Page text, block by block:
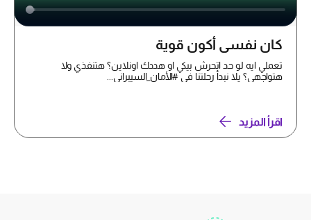
كان نفسي أكون قوية
تعملي ايه لو حد اتحرش بيكي او هددك اونلاين؟ هتنفذي ولا
هتواجهي؟ يلا نبدأ رحلتنا في #الأمان_السيبراني...
اقرأ المزيد